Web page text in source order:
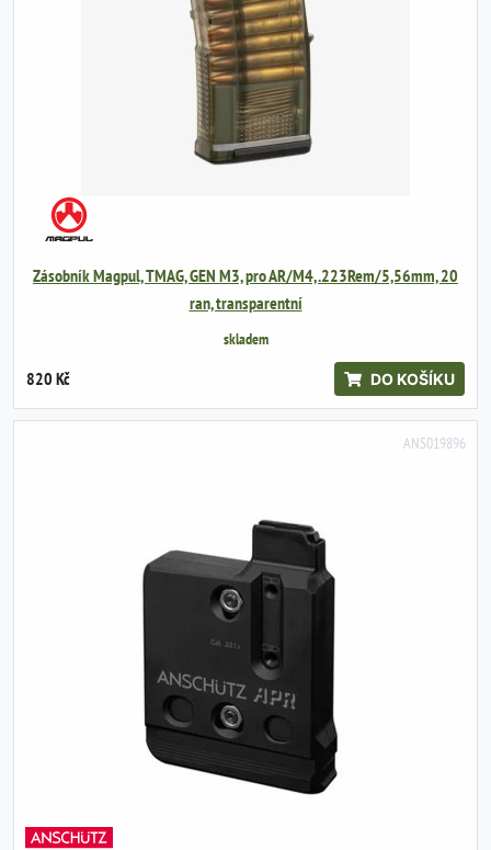
Zásobník Magpul, TMAG, GEN M3, pro AR/M4, .223Rem/5,56mm, 20
ran, transparentní
skladem
820 Kč DO KOŠÍKU
ANS019896